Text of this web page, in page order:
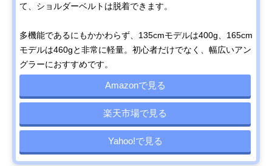
て、ショルダーベルトは脱着できます。
多機能であるにもかかわらず、135cmモデルは400g、165cm
モデルは460gと非常に軽量。初心者だけでなく、幅広いアン
グラーにおすすめです。
Amazonで見る
楽天市場で見る
Yahoo!で見る